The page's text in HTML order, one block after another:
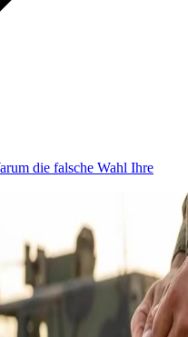
die falsche Wahl Ihre